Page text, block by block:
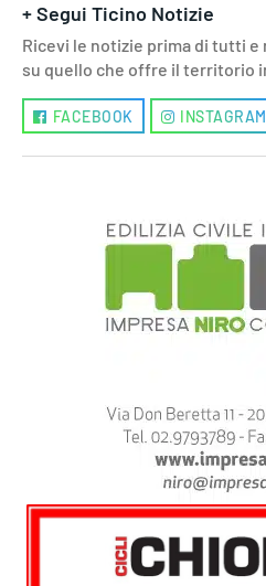
+ Segui Ticino Notizie
Ricevi le notizie prima di tutti e
su quello che offre il territorio
FACEBOOK INSTAGRAM